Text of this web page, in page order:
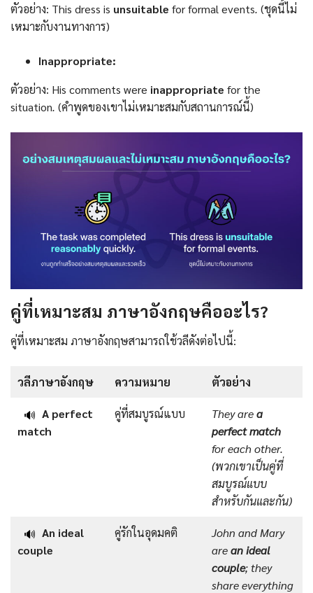
ตัวอย่าง: This dress is unsuitable for formal events. (ชุดนี้ไม่
เหมาะกับงานทางการ)
Inappropriate:
ตัวอย่าง: His comments were inappropriate for the
situation. (คำพูดของเขาไม่เหมาะสมกับสถานการณ์นี้)
คู่ที่เหมาะสม ภาษาอังกฤษคืออะไร?
คู่ที่เหมาะสม ภาษาอังกฤษสามารถใช้วลีดังต่อไปนี้:
วลีภาษาอังกฤษ ความหมาย ตัวอย่าง
🔊 A perfect
match
คู่ที่สมบูรณ์แบบ They area
perfect match
for each other.
(พวกเขาเป็นคู่ที่
สมบูรณ์แบบ
สำหรับกันและกัน)
🔊 An ideal
couple
คู่รักในอุดมคติ
John and Mary
arean ideal
couple; they
share everything